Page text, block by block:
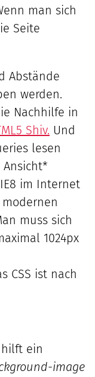
man sich
Seite
Abstände
werden.
Nachhilfe in
Shiv. Und
lesen
im Internet
muss sich
1024px
CSS ist nach
hilft ein
image